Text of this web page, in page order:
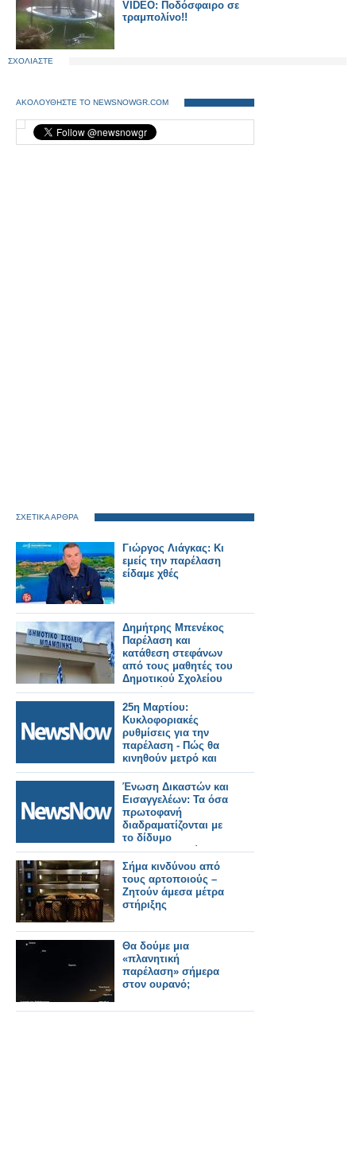
VIDEO: Ποδόσφαιρο σε
τραμπολίνο!!
ΣΧΟΛΙΑΣΤΕ
ΑΚΟΛΟΥΘΗΣΤΕ ΤΟ NEWSNOWGR.COM
ΣΧΕΤΙΚΑ ΑΡΘΡΑ
Γιώργος Λιάγκας: Κι
εμείς την παρέλαση
είδαμε χθές
Δημήτρης Μπενέκος
Παρέλαση και
κατάθεση στεφάνων
από τους μαθητές του
Δημοτικού Σχολείου
Μπαμπίνης!
25η Μαρτίου:
Κυκλοφοριακές
ρυθμίσεις για την
παρέλαση - Πώς θα
κινηθούν μετρό και
τραμ.
Ένωση Δικαστών και
Εισαγγελέων: Τα όσα
πρωτοφανή
διαδραματίζονται με
το δίδυμο
Κωνσταντοπούλου-
Καρυστιανού
θυμίζουν σκηνές
άγριας Δύσης
Σήμα κινδύνου από
τους αρτοποιούς –
Ζητούν άμεσα μέτρα
στήριξης
Θα δούμε μια
«πλανητική
παρέλαση» σήμερα
στον ουρανό;